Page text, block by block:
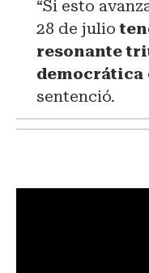
“Si esto
28 de julio
resonante
democrática
sentenció.